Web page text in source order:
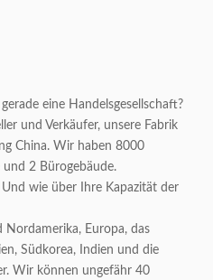
eine Handelsgesellschaft?
und Verkäufer, unsere Fabrik
China. Wir haben 8000
2 Bürogebäude.
wie über Ihre Kapazität der
Europa, das
Südkorea, Indien und die
Wir können ungefähr 40